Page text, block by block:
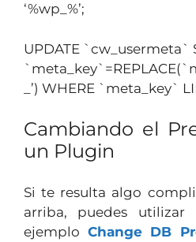
‘%wp_%’;
UPDATE `cw_usermeta`
_’) WHERE `meta_key`
Cambiando el
un Plugin
Si te resulta algo
arriba, puedes
ejemplo Change DB